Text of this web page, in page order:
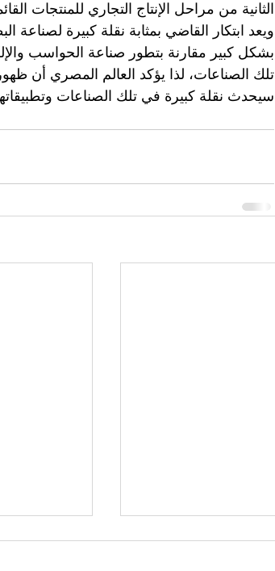
الثانية من مراحل الإنتاج التجاري للمنتجات
ويعد ابتكار القاضي بمثابة نقلة كبيرة لصناعة
بشكل كبير مقارنة بتطور صناعة الحواسب
تلك الصناعات، لذا يؤكد العالم المصري أن
سيحدث نقلة كبيرة في تلك الصناعات